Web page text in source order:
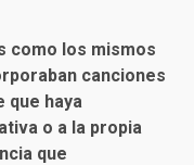
como los mismos
canciones
que haya
o a la propia
que